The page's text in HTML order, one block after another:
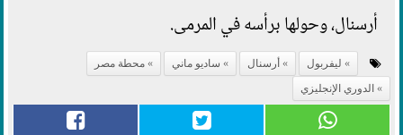
أرسنال، وحولها برأسه في المرمى.
ليفربول أرسنال ساديو ماني
محطة مصر
الدوري الإنجليزي